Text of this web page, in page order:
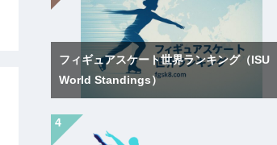
フィギュアスケート世界ランキング（ISU
World Standings）